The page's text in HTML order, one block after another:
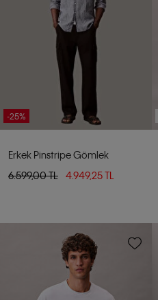
-25%
Erkek Pinstripe Gömlek
6.599,00 TL
4.949,25 TL